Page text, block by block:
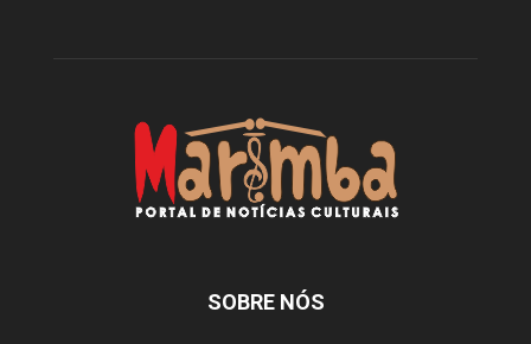
SOBRE NÓS